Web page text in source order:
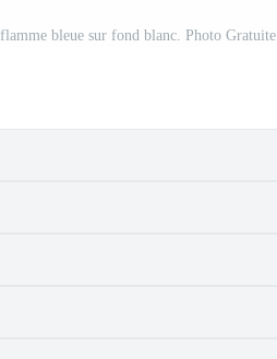
flamme bleue sur fond blanc. Photo Gratuite